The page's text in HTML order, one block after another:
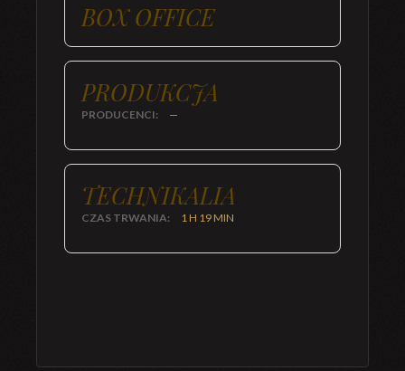
BOX OFFICE
PRODUKCJA
PRODUCENCI: —
TECHNIKALIA
CZAS TRWANIA: 1 H 19 MIN